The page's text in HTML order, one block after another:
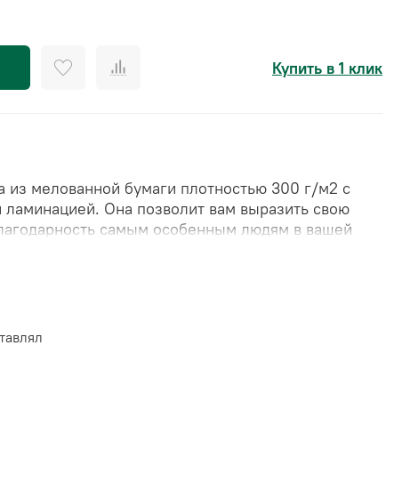
Купить в 1 клик
из мелованной бумаги плотностью 300 г/м2 с
ламинацией. Она позволит вам выразить свою
самым особенным людям в вашей